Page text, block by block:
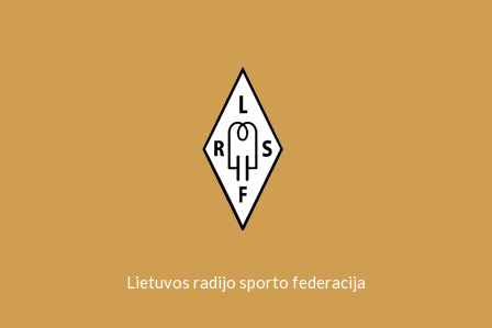
Lietuvos radijo sporto federacija